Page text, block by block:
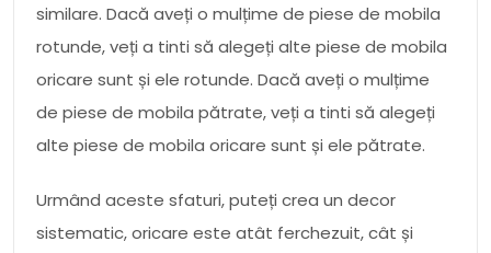
similare. Dacă aveți o mulțime de piese de mobila
rotunde, veți a tinti să alegeți alte piese de mobila
oricare sunt și ele rotunde. Dacă aveți o mulțime
de piese de mobila pătrate, veți a tinti să alegeți
alte piese de mobila oricare sunt și ele pătrate.
Urmând aceste sfaturi, puteți crea un decor
sistematic, oricare este atât ferchezuit, cât și